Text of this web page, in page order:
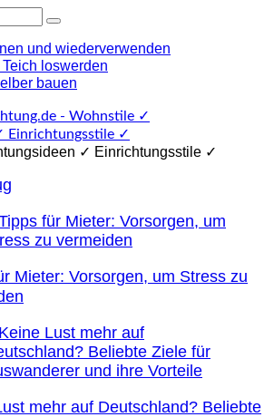
und wiederverwenden
loswerden
bauen
✓ Einrichtungsstile ✓
Mieter: Vorsorgen, um Stress zu
mehr auf Deutschland? Beliebte